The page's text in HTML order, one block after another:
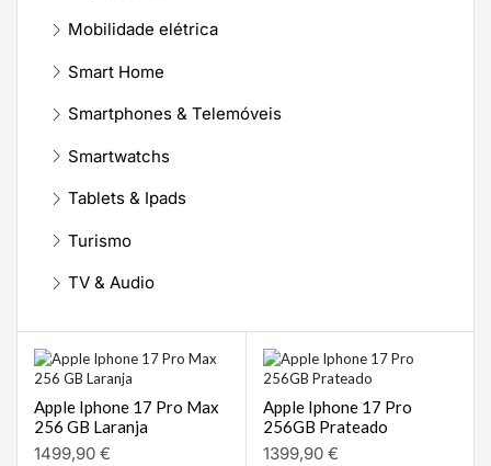
Mobilidade elétrica
Smart Home
Smartphones & Telemóveis
Smartwatchs
Tablets & Ipads
Turismo
TV & Audio
Apple Iphone 17 Pro Max
256 GB Laranja
1499,90 €
Apple Iphone 17 Pro
256GB Prateado
1399,90 €